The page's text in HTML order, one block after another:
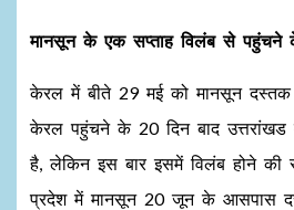
मानसून के एक सप्ताह विलंब से पहुंचने
केरल में बीते 29 मई को मानसून दस्तक
केरल पहुंचने के 20 दिन बाद उत्तरांखड
है, लेकिन इस बार इसमें विलंब होने की
प्रदेश में मानसून 20 जून के आसपास